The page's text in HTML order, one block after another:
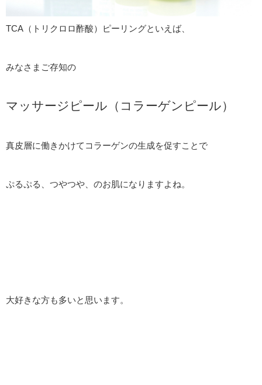
TCA（トリクロロ酢酸）ピーリングといえば、
みなさまご存知の
マッサージピール（コラーゲンピール）
真皮層に働きかけてコラーゲンの生成を促すことで
ぷるぷる、つやつや、のお肌になりますよね。
大好きな方も多いと思います。